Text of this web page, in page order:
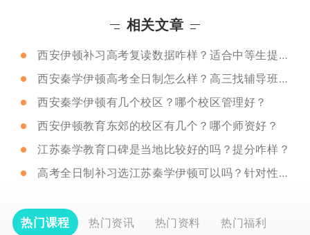
相关文章
西安伊顿补习高考复读数据咋样？适合中等生提分吗？
西安秦学伊顿高考全日制怎么样？高三找辅导班需要注意什么？
西安秦学伊顿有几个校区？哪个校区管理好？
西安伊顿教育东郊的校区有几个？哪个师资好？
江苏秦学教育口碑是当地比较好的吗？提分咋样？
高考全日制补习选江苏秦学伊顿可以吗？针对性咋样？
热门课程 热门资讯 热门资料 热门福利